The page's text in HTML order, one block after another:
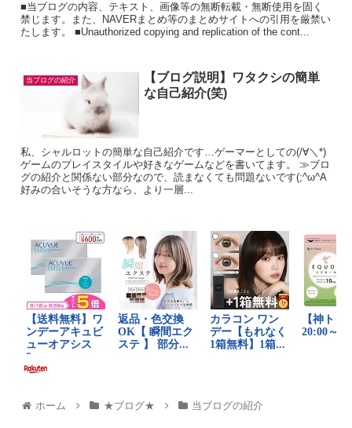
■当ブログの内容、テキスト、画像等の無断転載・無断使用を固く
禁じます。また、NAVERまとめ等のまとめサイトへの引用を厳禁い
たします。 ■Unauthorized copying and replication of the cont...
当ブログの紹介
【ブログ説明】ワタクシの簡単
な自己紹介(笑)
私、シャルロットの簡単な自己紹介です…ゲーマーとしての(/∀＼*)
ゲームのプレイスタイルや好きなゲームなどを書いてます。 ≫ブロ
グの紹介と関係ない部分なので、読まなくても問題ないです(;^ω^A
好みの合いそうな方なら、より一層...
ホーム ★ブログ★ 当ブログの紹介